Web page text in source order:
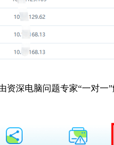
资深电脑问题专家“一对一